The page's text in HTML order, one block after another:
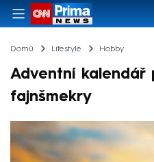
Domů Lifestyle Hobby
Adventní kalendář
fajnšmekry